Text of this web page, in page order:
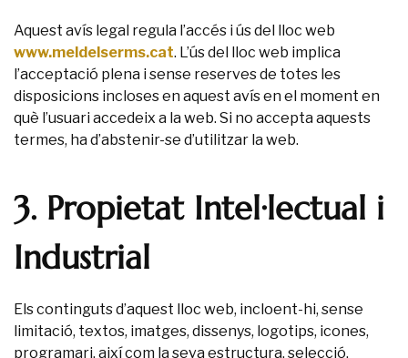
Aquest avís legal regula l’accés i ús del lloc web
www.meldelserms.cat. L’ús del lloc web implica
l’acceptació plena i sense reserves de totes les
disposicions incloses en aquest avís en el moment en
què l’usuari accedeix a la web. Si no accepta aquests
termes, ha d’abstenir-se d’utilitzar la web.
3. Propietat Intel·lectual i
Industrial
Els continguts d’aquest lloc web, incloent-hi, sense
limitació, textos, imatges, dissenys, logotips, icones,
programari, així com la seva estructura, selecció,